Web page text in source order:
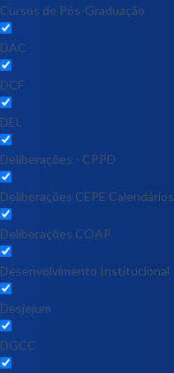
Cursos de Pós-Graduação
DAC
DCF
DEL
Deliberações - CPPD
Deliberações CEPE Calendários
Deliberações COAP
Desenvolvimento Institucional
Desjejum
DGCC